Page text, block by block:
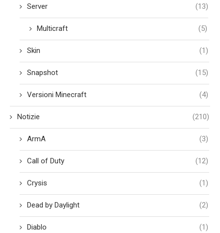
Server (13)
Multicraft (5)
Skin (1)
Snapshot (15)
Versioni Minecraft (4)
Notizie (210)
ArmA (3)
Call of Duty (12)
Crysis (1)
Dead by Daylight (2)
Diablo (1)